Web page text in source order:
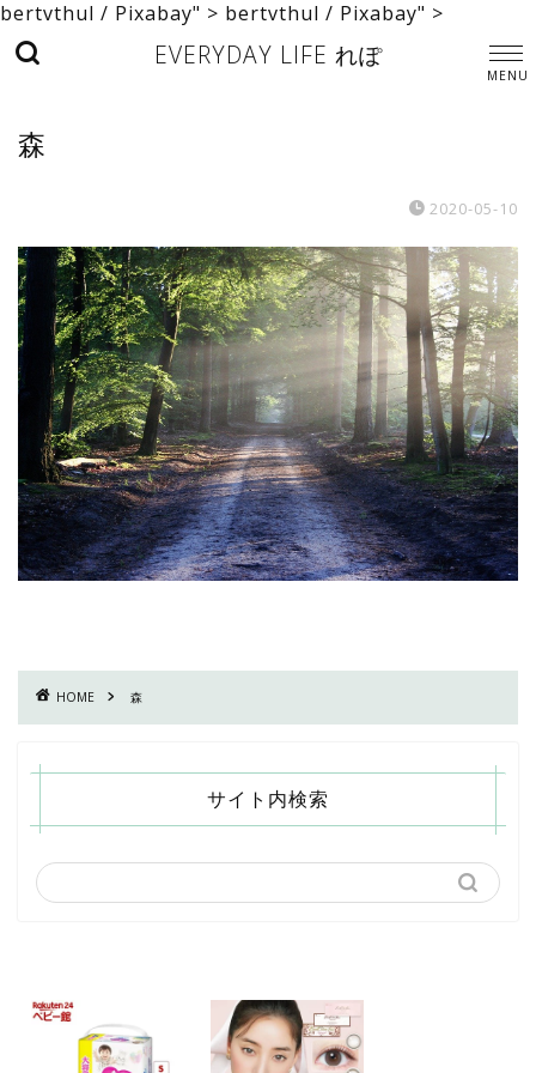
bertvthul / Pixabay" > bertvthul / Pixabay" >
EVERYDAY LIFE れぽ
森
2020-05-10
HOME 森
サイト内検索